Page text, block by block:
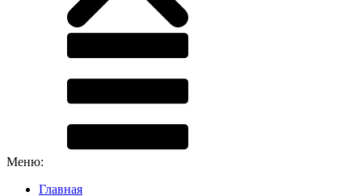
Меню:
Главная